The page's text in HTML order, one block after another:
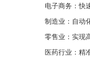
电子商务：快
制造业：自动
零售业：实现
医药行业：精